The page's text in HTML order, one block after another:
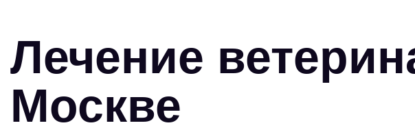
Лечение
Москве